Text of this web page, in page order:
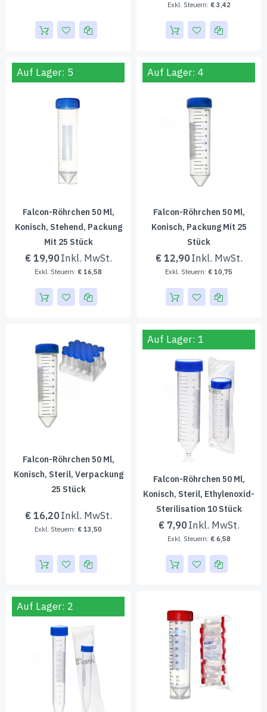
€ 3,42
Auf Lager: 5
Falcon-Röhrchen 50 Ml,
Konisch, Stehend, Packung
Mit 25 Stück
€ 19,90
€ 16,58
Auf Lager: 4
Falcon-Röhrchen 50 Ml,
Konisch, Packung Mit 25
Stück
€ 12,90
€ 10,75
Falcon-Röhrchen 50 Ml,
Konisch, Steril, Verpackung
25 Stück
€ 16,20
€ 13,50
Auf Lager: 1
Falcon-Röhrchen 50 Ml,
Konisch, Steril, Ethylenoxid-
Sterilisation 10 Stück
€ 7,90
€ 6,58
Auf Lager: 2